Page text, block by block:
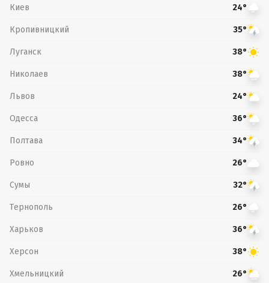
Киев 24°
Кропивницкий 35°
Луганск 38°
Николаев 38°
Львов 24°
Одесса 36°
Полтава 34°
Ровно 26°
Сумы 32°
Тернополь 26°
Харьков 36°
Херсон 38°
Хмельницкий 26°